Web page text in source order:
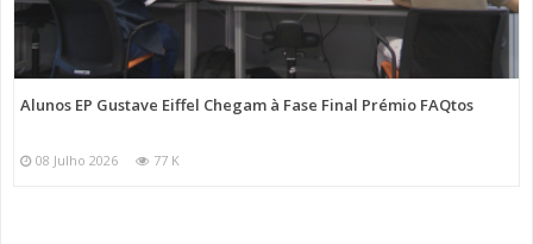
Alunos EP Gustave Eiffel Chegam à Fase Final Prémio FAQtos
08 Julho 2026 77 K